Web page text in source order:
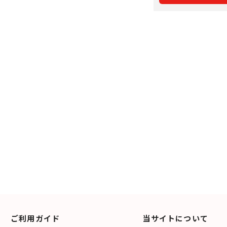
ご利用ガイド 当サイトについて